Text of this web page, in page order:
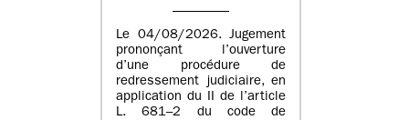
Le 04/08/2026. Jugement
prononçant l’ouverture
d’une procédure de
redressement judiciaire, en
application du II de l’article
L. 681–2 du code de